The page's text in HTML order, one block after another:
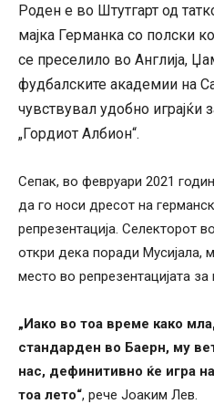
Роден е во Штутгарт од
мајка Германка со полски
се преселило во Англија,
фудбалските академии на
чувствувал удобно играјќи
„Гордиот Албион“.
Сепак, во февруари 2021
да го носи дресот на
репрезентација. Селекторот
откри дека поради Мусијала,
место во репрезентацијата за
„Иако во тоа време како
стандарден во Баерн, му
нас, дефинитивно ќе игра
тоа лето“, рече Јоаким Лев.